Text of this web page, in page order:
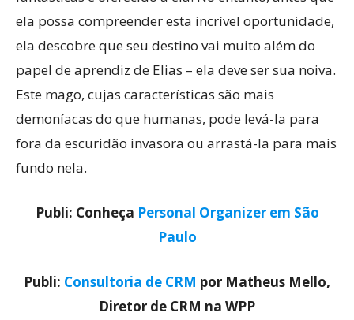
ela possa compreender esta incrível oportunidade,
ela descobre que seu destino vai muito além do
papel de aprendiz de Elias – ela deve ser sua noiva.
Este mago, cujas características são mais
demoníacas do que humanas, pode levá-la para
fora da escuridão invasora ou arrastá-la para mais
fundo nela.
Publi: Conheça Personal Organizer em São
Paulo
Publi: Consultoria de CRM por Matheus Mello,
Diretor de CRM na WPP